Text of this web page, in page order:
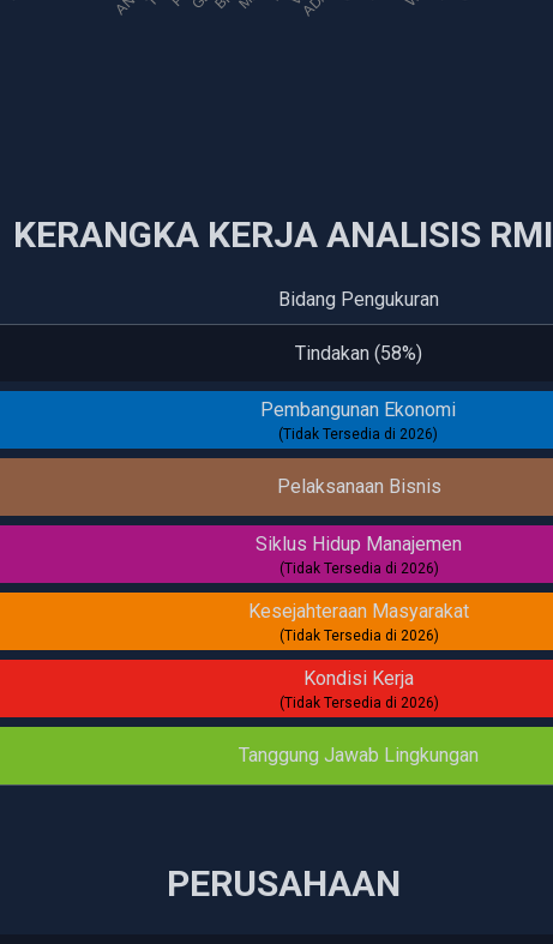
KERANGKA KERJA ANALISIS RMI
Bidang Pengukuran
Tindakan (58%)
Pembangunan Ekonomi
(Tidak Tersedia di 2026)
Pelaksanaan Bisnis
Siklus Hidup Manajemen
(Tidak Tersedia di 2026)
Kesejahteraan Masyarakat
(Tidak Tersedia di 2026)
Kondisi Kerja
(Tidak Tersedia di 2026)
Tanggung Jawab Lingkungan
PERUSAHAAN